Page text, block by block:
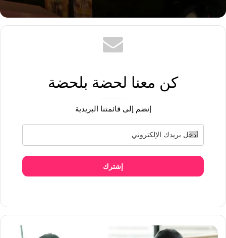
كن معنا لحضة بلحضة
إنضم إلى قائمتنا البريدية
إشترك